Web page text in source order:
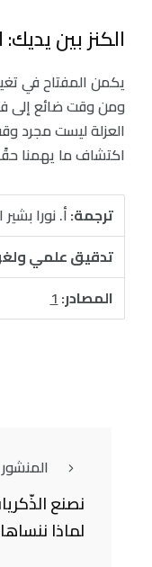
الكنز بين
يكمن المفتاح في
ومن وقت ضائع إلى
العزلة ليست مجرد
اكتشاف ما يهمنا
ترجمة:أ. نورا
تدقيق علمي
المصادر:1
نصنع
لماذا